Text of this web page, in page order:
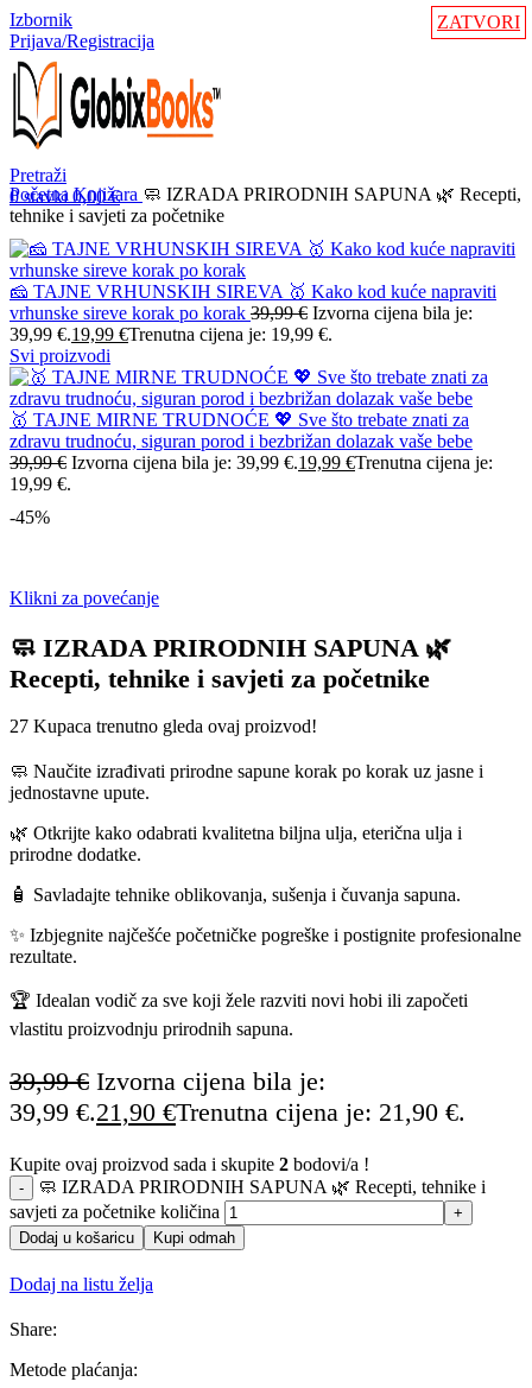
Izbornik
Prijava/Registracija
Pretraži
0stavki 0,00€
PočetnaKnjižara 🧼 IZRADA PRIRODNIH SAPUNA 🌿 Recepti,
tehnike i savjeti za početnike
🧀 TAJNE VRHUNSKIH SIREVA 🥇 Kako kod kuće napraviti
vrhunske sireve korak po korak 39,99€ Izvorna cijena bila je:
39,99 €.19,99 €Trenutna cijena je: 19,99 €.
Svi proizvodi
🥇 TAJNE MIRNE TRUDNOĆE 💖 Sve što trebate znati za
zdravu trudnoću, siguran porod i bezbrižan dolazak vaše bebe
39,99€ Izvorna cijena bila je: 39,99 €.19,99 €Trenutna cijena je:
19,99 €.
-45%
Klikni za povećanje
🧼 IZRADA PRIRODNIH SAPUNA 🌿
Recepti, tehnike i savjeti za početnike
27 Kupaca trenutno gleda ovaj proizvod!
🧼 Naučite izrađivati prirodne sapune korak po korak uz jasne i
jednostavne upute.
🌿 Otkrijte kako odabrati kvalitetna biljna ulja, eterična ulja i
prirodne dodatke.
🧴 Savladajte tehnike oblikovanja, sušenja i čuvanja sapuna.
✨ Izbjegnite najčešće početničke pogreške i postignite profesionalne
rezultate.
🏆 Idealan vodič za sve koji žele razviti novi hobi ili započeti
vlastitu proizvodnju prirodnih sapuna.
39,99€ Izvorna cijena bila je:
39,99 €.21,90 €Trenutna cijena je: 21,90 €.
Kupite ovaj proizvod sada i skupite 2 bodovi/a !
🧼 IZRADA PRIRODNIH SAPUNA 🌿 Recepti, tehnike i
savjeti za početnike količina
Dodaj u košaricu Kupi odmah
Dodaj na listu želja
Share:
Metode plaćanja:
ZATVORI